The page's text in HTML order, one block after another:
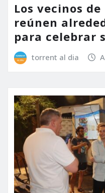
Los vecinos
reúnen
para celebrar
torrent al dia